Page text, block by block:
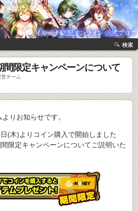
検索
間限定キャンペーンについて
チーム
りお知らせです。
(木)よりコイン購入で開始しました
間限定キャンペーンについてご説明いた